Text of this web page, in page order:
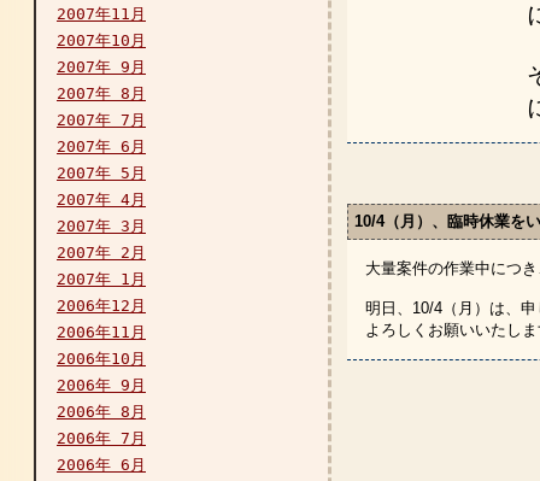
2007年11月
2007年10月
2007年 9月
2007年 8月
2007年 7月
2007年 6月
2007年 5月
2007年 4月
2007年 3月
2007年 2月
2007年 1月
2006年12月
2006年11月
2006年10月
2006年 9月
2006年 8月
2006年 7月
2006年 6月
10/4（月）、臨時休業を
大量案件の作業中につ
明日、10/4（月）は、
よろしくお願いいたし